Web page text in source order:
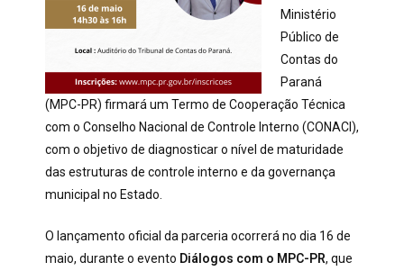
Ministério
Público de
Contas do
Paraná
(MPC-PR) firmará um Termo de Cooperação Técnica
com o Conselho Nacional de Controle Interno (CONACI),
com o objetivo de diagnosticar o nível de maturidade
das estruturas de controle interno e da governança
municipal no Estado.
O lançamento oficial da parceria ocorrerá no dia 16 de
maio, durante o evento Diálogos com o MPC-PR, que